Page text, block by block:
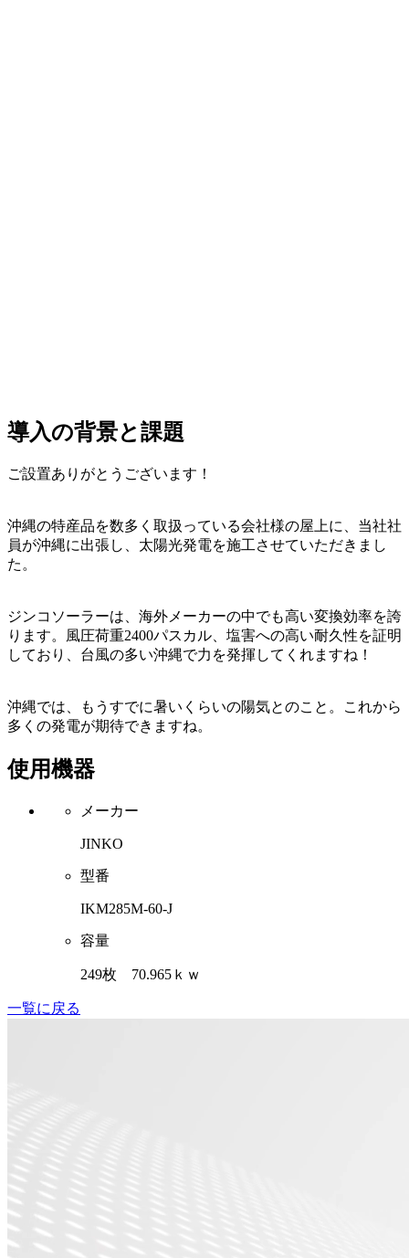
導入の背景と課題
ご設置ありがとうございます！
沖縄の特産品を数多く取扱っている会社様の屋上に、当社社
員が沖縄に出張し、太陽光発電を施工させていただきまし
た。
ジンコソーラーは、海外メーカーの中でも高い変換効率を誇
ります。風圧荷重2400パスカル、塩害への高い耐久性を証明
しており、台風の多い沖縄で力を発揮してくれますね！
沖縄では、もうすでに暑いくらいの陽気とのこと。これから
多くの発電が期待できますね。
使用機器
メーカー
JINKO
型番
IKM285M-60-J
容量
249枚 70.965ｋｗ
一覧に戻る